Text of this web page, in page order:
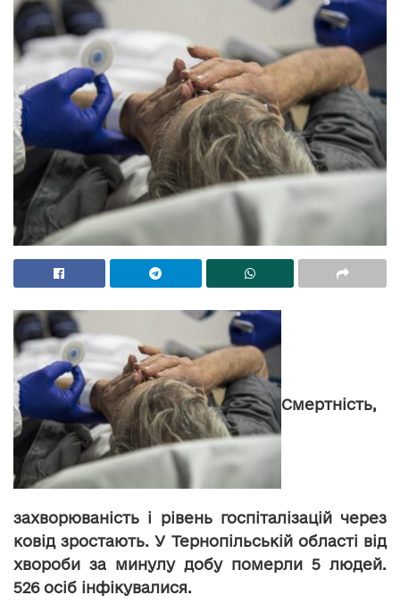
Смертність,
захворюваність і рівень госпіталізацій через
ковід зростають. У Тернопільській області від
хвороби за минулу добу померли 5 людей.
526 осіб інфікувалися.